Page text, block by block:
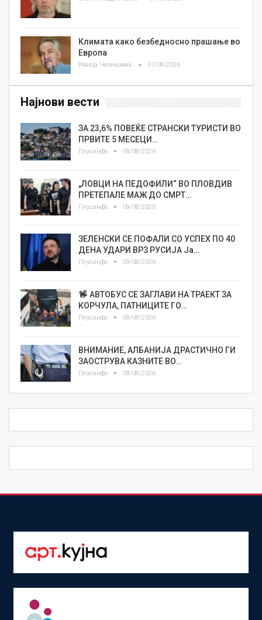
Климата како безбедносно прашање во
Европа
Ивица Челиковиќ 07/08/2026
Најнови вести
ЗА 23,6% ПОВЕЌЕ СТРАНСКИ ТУРИСТИ ВО
ПРВИТЕ 5 МЕСЕЦИ…
Плусинфо 09/08/2026
„ЛОВЦИ НА ПЕДОФИЛИ“ ВО ПЛОВДИВ
ПРЕТЕПАЛЕ МАЖ ДО СМРТ…
Плусинфо 09/08/2026
ЗЕЛЕНСКИ СЕ ПОФАЛИ СО УСПЕХ ПО 40
ДЕНА УДАРИ ВРЗ РУСИЈА Ја…
Плусинфо 09/08/2026
АВТОБУС СЕ ЗАГЛАВИ НА ТРАЕКТ ЗА
КОРЧУЛА, ПАТНИЦИТЕ ГО…
Плусинфо 09/08/2026
ВНИМАНИЕ, АЛБАНИЈА ДРАСТИЧНО ГИ
ЗАОСТРУВА КАЗНИТЕ ВО…
Плусинфо 09/08/2026